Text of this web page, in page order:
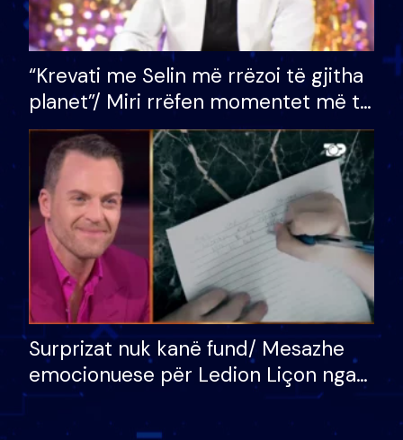
“Krevati me Selin më rrëzoi të gjitha
planet”/ Miri rrëfen momentet më të
bukura në shtëpinë e BB VIP: Do më
mungojë zilja e mëngjesit kur…
Surprizat nuk kanë fund/ Mesazhe
emocionuese për Ledion Liçon nga
nëna dhe fëmijët e tij, moderatori
nuk i mban dot lotët: Nuk meritoj…